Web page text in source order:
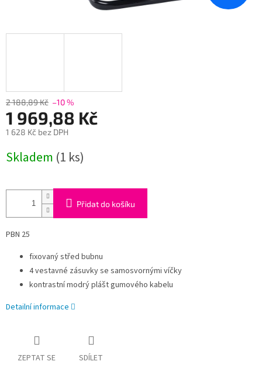
2 188,89 Kč –10 %
1 969,88 Kč
1 628 Kč bez DPH
cena:
Skladem (1 ks)
Přidat do košíku
PBN 25
fixovaný střed bubnu
4 vestavné zásuvky se samosvornými víčky
kontrastní modrý plášt gumového kabelu
Detailní informace
ZEPTAT SE SDÍLET